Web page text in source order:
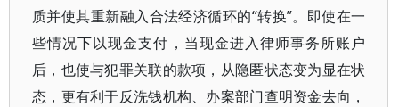
质并使其重新融入合法经济循环的“转换”。即使在一
些情况下以现金支付，当现金进入律师事务所账户
后，也使与犯罪关联的款项，从隐匿状态变为显在状
态，更有利于反洗钱机构、办案部门查明资金去向，